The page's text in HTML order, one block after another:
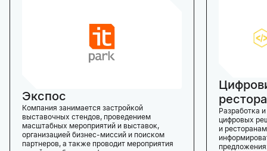
Экспос
Компания занимается застройкой
выставочных стендов, проведением
масштабных мероприятий и выставок,
организацией бизнес-миссий и поиском
партнеров, а также проводит мероприятия
Разработка
цифровых
и